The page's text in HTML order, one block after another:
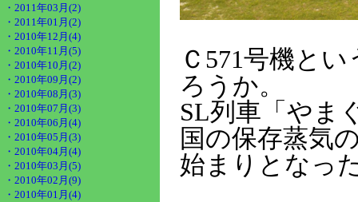
・2011年03月(2)
・2011年01月(2)
・2010年12月(4)
・2010年11月(5)
・2010年10月(2)
・2010年09月(2)
・2010年08月(3)
・2010年07月(3)
・2010年06月(4)
・2010年05月(3)
・2010年04月(4)
・2010年03月(5)
・2010年02月(9)
・2010年01月(4)
Ｃ571号機と
ろうか。
SL列車「やま
国の保存蒸気
始まりとなっ